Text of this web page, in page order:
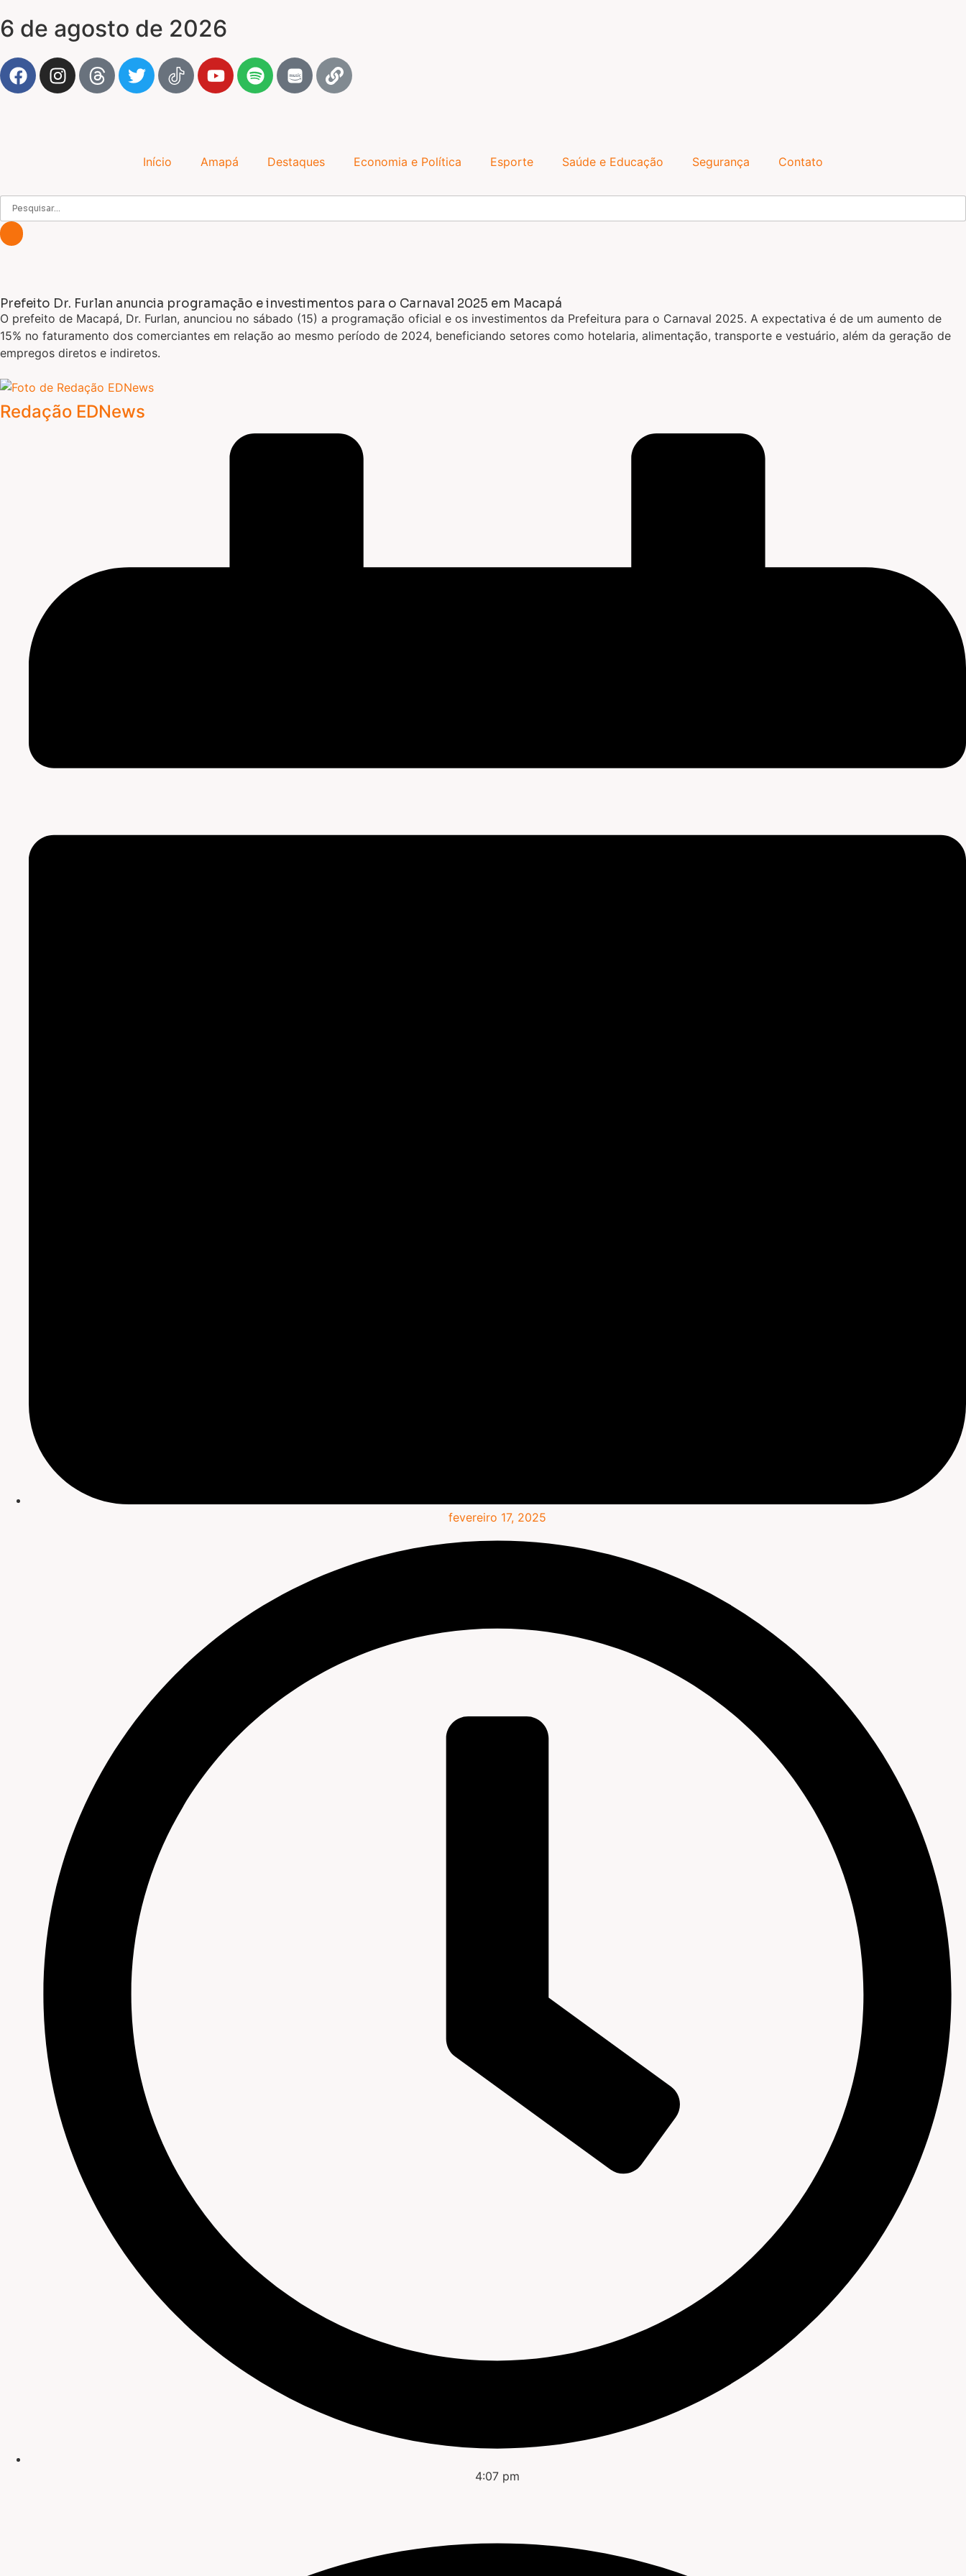
6 de agosto de 2026
Início Amapá Destaques Economia e Política Esporte Saúde e Educação Segurança Contato
Prefeito Dr. Furlan anuncia programação e investimentos para o Carnaval 2025 em Macapá
O prefeito de Macapá, Dr. Furlan, anunciou no sábado (15) a programação oficial e os investimentos da Prefeitura para o Carnaval 2025. A expectativa é de um aumento de
15% no faturamento dos comerciantes em relação ao mesmo período de 2024, beneficiando setores como hotelaria, alimentação, transporte e vestuário, além da geração de
empregos diretos e indiretos.
Redação EDNews
fevereiro 17, 2025
4:07 pm